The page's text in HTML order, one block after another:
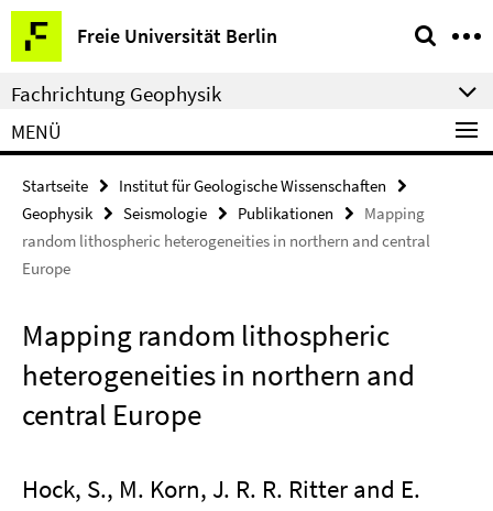
Springe
direkt
zu
Inhalt
Freie Universität Berlin
Service-
Navigation
Fachrichtung Geophysik
MENÜ
Startseite
Institut für Geologische Wissenschaften
Geophysik
Seismologie Publikationen
Mapping
random lithospheric heterogeneities in northern and central
Europe
Mapping random lithospheric
heterogeneities in northern and
central Europe
Hock, S., M. Korn, J. R. R. Ritter and E.